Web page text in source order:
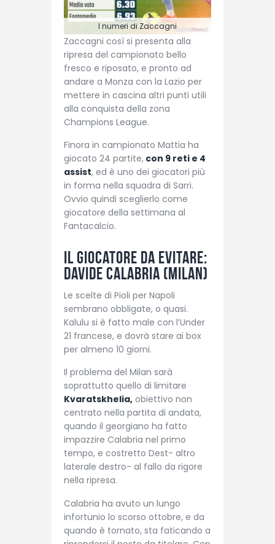
I numeri di Zaccagni
Zaccagni così si presenta alla
ripresa del campionato bello
fresco e riposato, e pronto ad
andare a Monza con la Lazio per
mettere in cascina altri punti utili
alla conquista della zona
Champions League.
Finora in campionato Mattia ha
giocato 24 partite, con 9 reti e 4
assist, ed è uno dei giocatori più
in forma nella squadra di Sarri.
Ovvio quindi sceglierlo come
giocatore della settimana al
Fantacalcio.
Il giocatore da evitare:
Davide Calabria (Milan)
Le scelte di Pioli per Napoli
sembrano obbligate, o quasi.
Kalulu si è fatto male con l’Under
21 francese, e dovrà stare ai box
per almeno 10 giorni.
Il problema del Milan sarà
soprattutto quello di limitare
Kvaratskhelia, obiettivo non
centrato nella partita di andata,
quando il georgiano ha fatto
impazzire Calabria nel primo
tempo, e costretto Dest- altro
laterale destro- al fallo da rigore
nella ripresa.
Calabria ha avuto un lungo
infortunio lo scorso ottobre, e da
quando è tornato, sta faticando a